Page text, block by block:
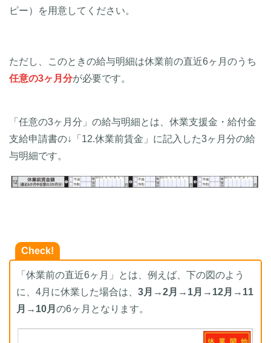
ピー）を用意してください。
ただし、このときの給与明細は休業前の直近6ヶ月のうち
任意の3ヶ月分が必要です。
「任意の3ヶ月分」の給与明細とは、休業支援金・給付金
支給申請書の↓「12.休業前賃金」に記入した3ヶ月分の給
与明細です。
Check!
「休業前の直近6ヶ月」とは、例えば、下の図のよう
に、4月に休業した場合は、 3月→2月→1月→12月→11
月→10月 の6ヶ月となります。